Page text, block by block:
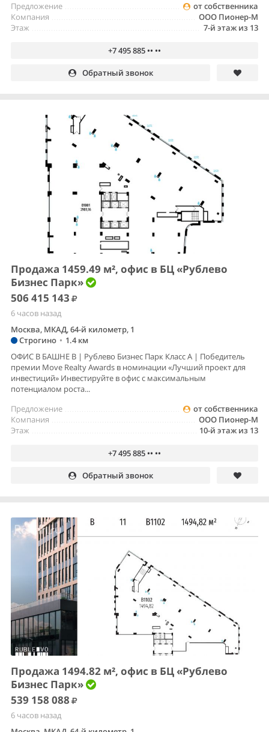
от собственника
Предложение
ООО Пионер-М
Компания
7-й этаж из 13
Этаж
+7 495 885 •• ••
Обратный звонок
Продажа 1459.49 м², офис в БЦ «Рублево
Бизнес Парк»
506 415 143
6 часов назад
Москва, МКАД, 64-й километр, 1
Строгино • 1.4 км
ОФИС В БАШНЕ B | Рублево Бизнес Парк Класс А | Победитель
премии Move Realty Awards в номинации «Лучший проект для
инвестиций» Инвестируйте в офис с максимальным
потенциалом роста...
от собственника
Предложение
ООО Пионер-М
Компания
10-й этаж из 13
Этаж
+7 495 885 •• ••
Обратный звонок
Продажа 1494.82 м², офис в БЦ «Рублево
Бизнес Парк»
539 158 088
6 часов назад